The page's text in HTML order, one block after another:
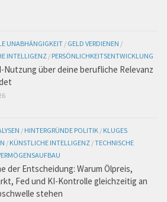
UNABHÄNGIGKEIT / GELD VERDIENEN /
INTELLIGENZ / PERSÖNLICHKEITSENTWICKLUNG
Nutzung über deine berufliche Relevanz
/ HINTERGRÜNDE POLITIK / KLUGES
/ KÜNSTLICHE INTELLIGENZ /TECHNISCHE
der Entscheidung: Warum Ölpreis,
Fed und KI-Kontrolle gleichzeitig an
stehen